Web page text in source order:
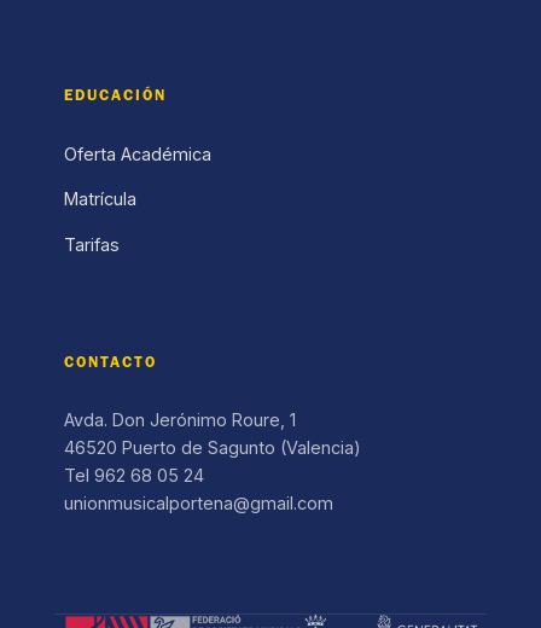
EDUCACIÓN
Oferta Académica
Matrícula
Tarifas
CONTACTO
Avda. Don Jerónimo Roure, 1
46520 Puerto de Sagunto (Valencia)
Tel 962 68 05 24
unionmusicalportena@gmail.com